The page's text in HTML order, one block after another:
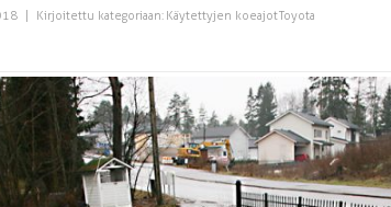
Kirjoitettu kategoriaan: Käytettyjen koeajotToyota